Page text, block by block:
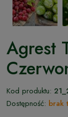
Agrest
Kod produktu:
Dostępność: brak